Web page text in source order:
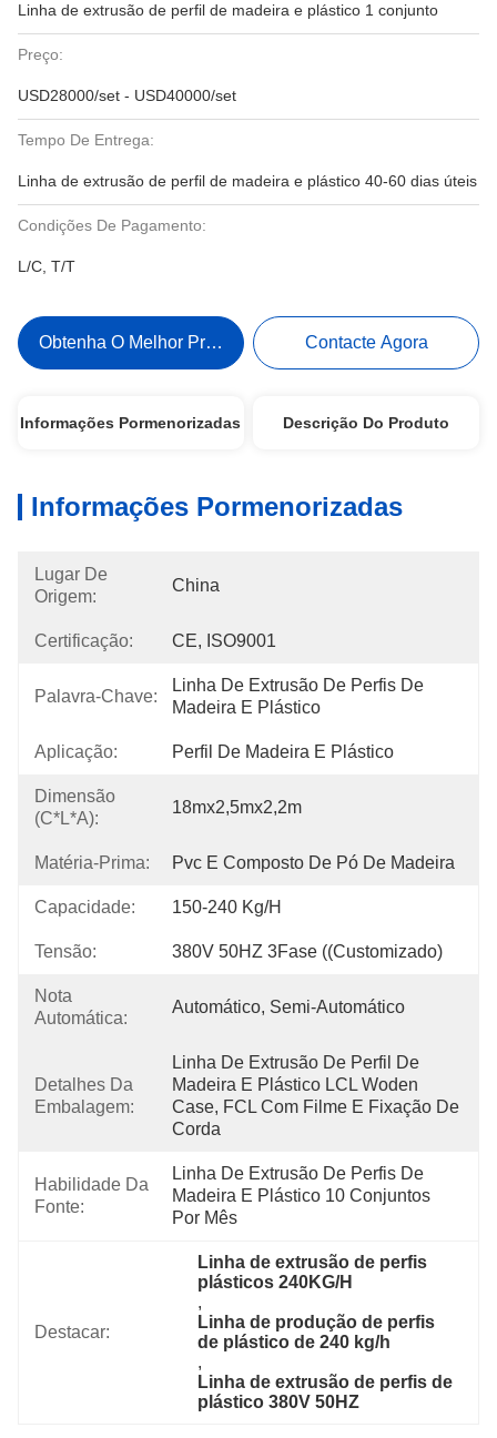
Linha de extrusão de perfil de madeira e plástico 1 conjunto
Preço:
USD28000/set - USD40000/set
Tempo De Entrega:
Linha de extrusão de perfil de madeira e plástico 40-60 dias úteis
Condições De Pagamento:
L/C, T/T
Obtenha O Melhor Preço Contacte Agora
Informações Pormenorizadas Descrição Do Produto
Informações Pormenorizadas
Lugar De
Origem:
China
Certificação: CE, ISO9001
Palavra-Chave:
Linha De Extrusão De Perfis De
Madeira E Plástico
Aplicação: Perfil De Madeira E Plástico
Dimensão
(C*L*A):
18mx2,5mx2,2m
Matéria-Prima: Pvc E Composto De Pó De Madeira
Capacidade: 150-240 Kg/h
Tensão: 380V 50HZ 3Fase ((Customizado)
Nota
Automática:
Automático, Semi-Automático
Detalhes Da
Embalagem:
Linha De Extrusão De Perfil De
Madeira E Plástico LCL Woden
Case, FCL Com Filme E Fixação De
Corda
Habilidade Da
Fonte:
Linha De Extrusão De Perfis De
Madeira E Plástico 10 Conjuntos
Por Mês
Destacar:
Linha de extrusão de perfis
plásticos 240KG/H
,
Linha de produção de perfis
de plástico de 240 kg/h
,
Linha de extrusão de perfis de
plástico 380V 50HZ